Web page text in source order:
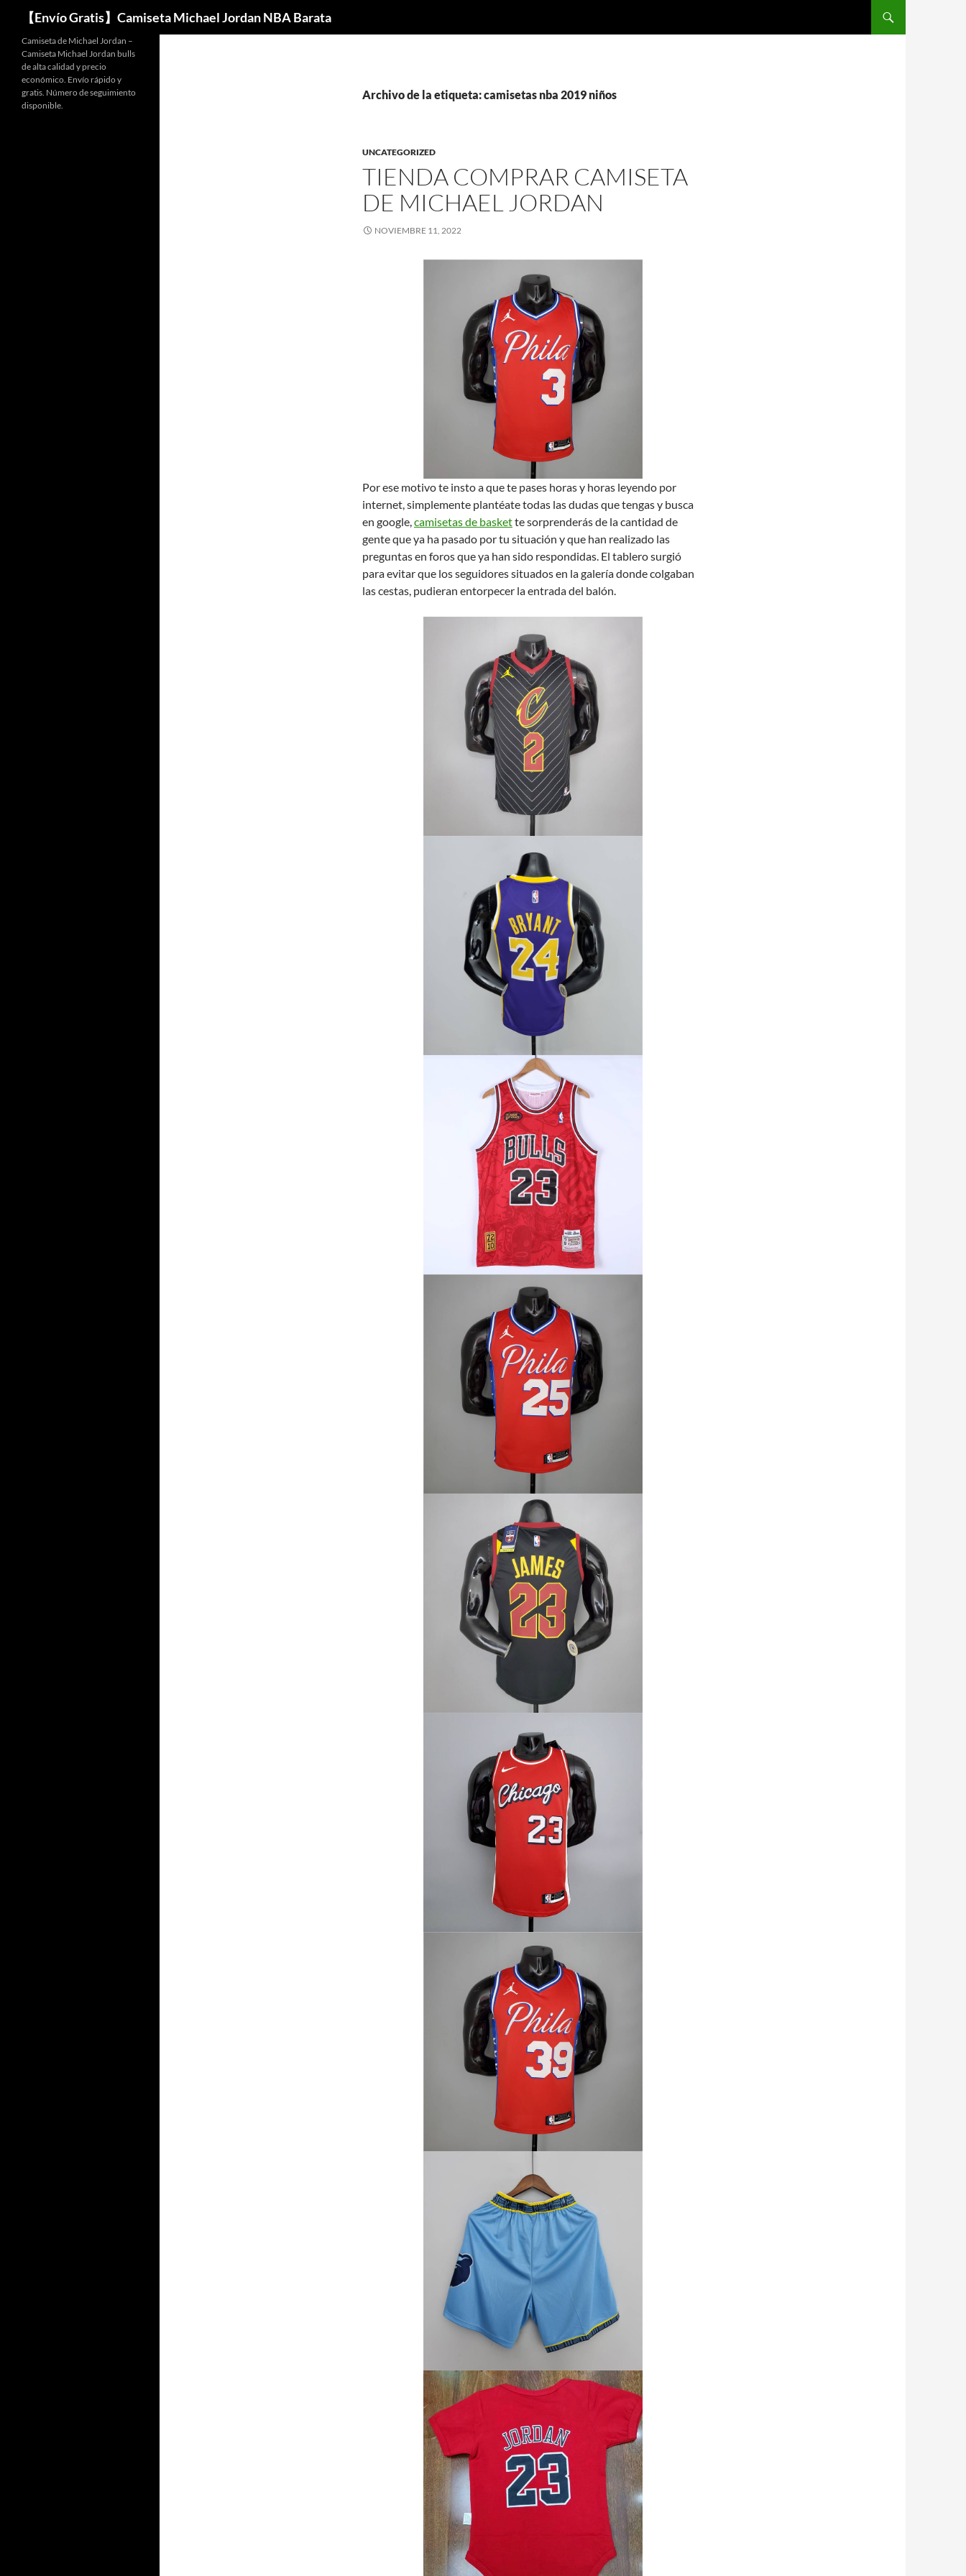
【Envío Gratis】Camiseta Michael Jordan NBA Barata
Buscar
Archivo de la etiqueta: camisetas nba 2019 niños
UNCATEGORIZED
TIENDA COMPRAR CAMISETA
DE MICHAEL JORDAN
NOVIEMBRE 11, 2022
Por ese motivo te insto a que te pases horas y horas leyendo por
internet, simplemente plantéate todas las dudas que tengas y busca
en google,camisetas de baskette sorprenderás de la cantidad de
gente que ya ha pasado por tu situación y que han realizado las
preguntas en foros que ya han sido respondidas. El tablero surgió
para evitar que los seguidores situados en la galería donde colgaban
las cestas, pudieran entorpecer la entrada del balón.
Camiseta de Michael Jordan –
Camiseta Michael Jordan bulls
de alta calidad y precio
económico. Envío rápido y
gratis. Número de seguimiento
disponible.